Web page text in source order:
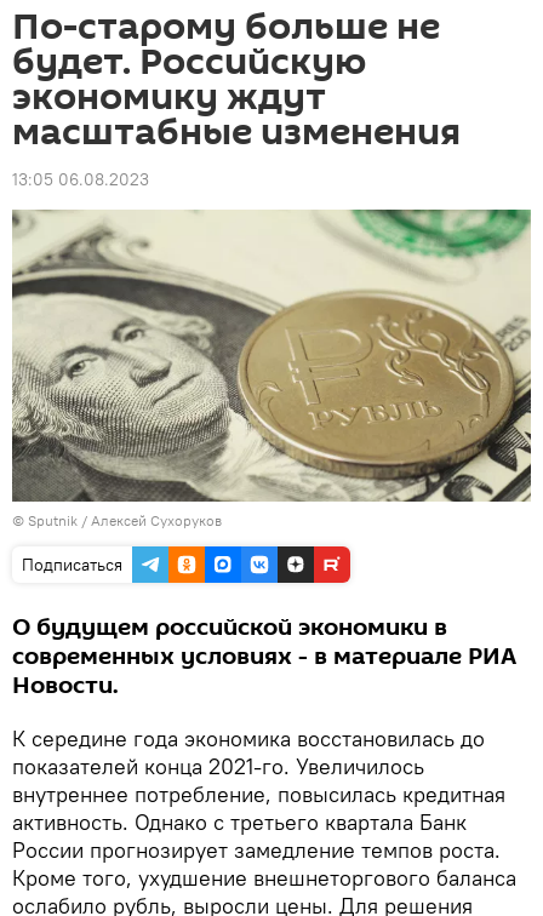
По-старому больше не
будет. Российскую
экономику ждут
масштабные изменения
13:05 06.08.2023
© Sputnik / Алексей Сухоруков
Подписаться
О будущем российской экономики в
современных условиях - в материале РИА
Новости.
К середине года экономика восстановилась до
показателей конца 2021-го. Увеличилось
внутреннее потребление, повысилась кредитная
активность. Однако с третьего квартала Банк
России прогнозирует замедление темпов роста.
Кроме того, ухудшение внешнеторгового баланса
ослабило рубль, выросли цены. Для решения